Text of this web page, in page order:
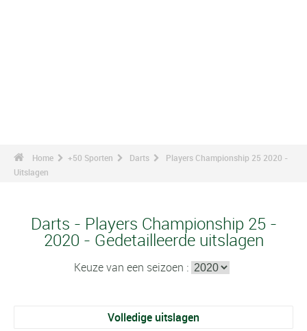
Home +50 Sporten Darts
Players Championship 25 2020 -
Uitslagen
Darts - Players Championship 25 -
2020 - Gedetailleerde uitslagen
Keuze van een seizoen :
Volledige uitslagen